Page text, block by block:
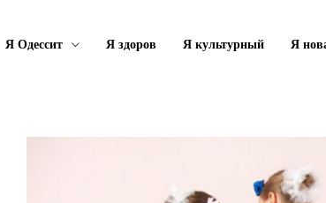
Я Одессит Я здоров Я культурный Я